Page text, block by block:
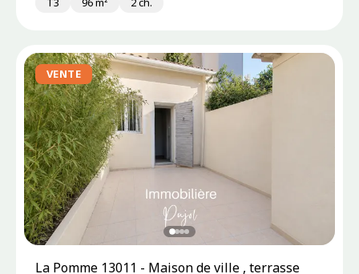
VENTE
La Pomme 13011 - Maison de ville , terrasse